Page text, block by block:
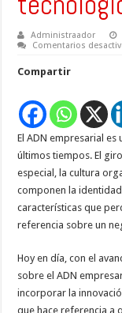
Administraador
Comentarios
Compartir
El ADN empresarial
últimos tiempos. El
especial, la cultura
componen la
características que
referencia sobre un
Hoy en día, con el
sobre el ADN
incorporar la
que hace referencia a